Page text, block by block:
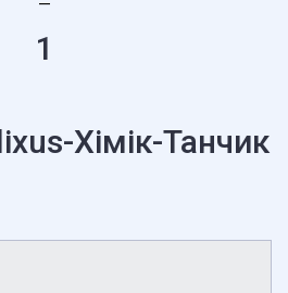
—
1
Хімік-Танчик